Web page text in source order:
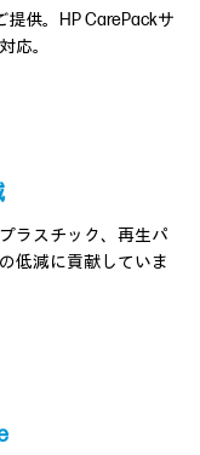
供。HP CarePackサ
応。
ラスチック、再生パ
低減に貢献していま